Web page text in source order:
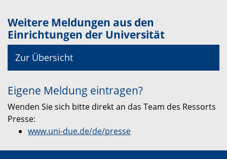
Weitere Meldungen aus den
Einrichtungen der Universität
Zur Übersicht
Eigene Meldung eintragen?
Wenden Sie sich bitte direkt an das Team des Ressorts
Presse:
www.uni-due.de/de/presse